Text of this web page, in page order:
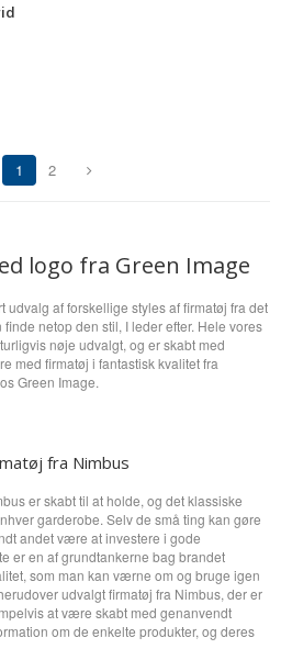
1 (current)
2
logo fra Green Image
udvalg af forskellige styles af firmatøj fra det
netop den stil, I leder efter. Hele vores
nøje udvalgt, og er skabt med
med firmatøj i fantastisk kvalitet fra
Green Image.
fra Nimbus
er skabt til at holde, og det klassiske
garderobe. Selv de små ting kan gøre
andet være at investere i gode
er en af grundtankerne bag brandet
som man kan værne om og bruge igen
udvalgt firmatøj fra Nimbus, der er
at være skabt med genanvendt
om de enkelte produkter, og deres